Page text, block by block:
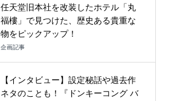
任天堂旧本社を改装したホテル「丸
福樓」で見つけた、歴史ある貴重な
物をピックアップ！
企画記事
【インタビュー】設定秘話や過去作
ネタのことも！『ドンキーコング バ